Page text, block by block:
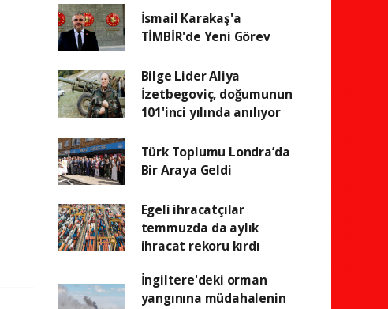
İsmail Karakaş'a
TİMBİR'de Yeni Görev
Bilge Lider Aliya
İzetbegoviç, doğumunun
101'inci yılında anılıyor
Türk Toplumu Londra’da
Bir Araya Geldi
Egeli ihracatçılar
temmuzda da aylık
ihracat rekoru kırdı
İngiltere'deki orman
yangınına müdahalenin